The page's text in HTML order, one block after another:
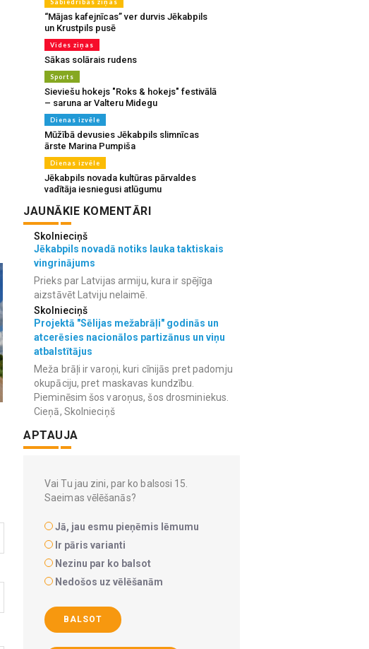
Sabiedrības ziņas
“Mājas kafejnīcas” ver durvis Jēkabpils
un Krustpils pusē
Vides ziņas
Sākas solārais rudens
Sports
Sieviešu hokejs "Roks & hokejs" festivālā
– saruna ar Valteru Midegu
Dienas izvēle
Mūžībā devusies Jēkabpils slimnīcas
ārste Marina Pumpiša
Dienas izvēle
Jēkabpils novada kultūras pārvaldes
vadītāja iesniegusi atlūgumu
JAUNĀKIE KOMENTĀRI
Skolnieciņš
Jēkabpils novadā notiks lauka taktiskais
vingrinājums
Prieks par Latvijas armiju, kura ir spējīga
aizstāvēt Latviju nelaimē.
Skolnieciņš
Projektā "Sēlijas mežabrāļi" godinās un
atcerēsies nacionālos partizānus un viņu
atbalstītājus
Meža brāļi ir varoņi, kuri cīnijās pret padomju
okupāciju, pret maskavas kundzību.
Pieminēsim šos varoņus, šos drosminiekus.
Cieņā, Skolnieciņš
APTAUJA
Vai Tu jau zini, par ko balsosi 15.
Saeimas vēlēšanās?
Jā, jau esmu pieņēmis lēmumu
Ir pāris varianti
Nezinu par ko balsot
Nedošos uz vēlēšanām
BALSOT